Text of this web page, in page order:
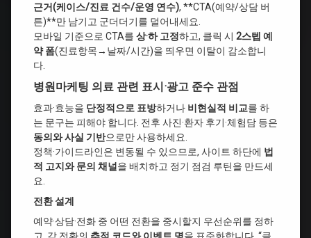
근거(케이스/진료 건수/운영 연수), **CTA(예약/상담 버
튼)**만 남기고 군더더기를 덜어내세요.
모바일 기준으로 CTA를 상·하 고정하고, 클릭 시 2스텝 예
약 폼(진료항목→날짜/시간)을 띄우면 이탈이 감소합니
다.
병원마케팅 의료 관련 표시·광고 준수 관점
효과·효능을 단정적으로 표방하거나 비현실적 비교를 하
는 문구는 피해야 합니다. 전후 사진·환자 후기·체험담 등은
동의와 사실 기반으로만 사용하세요.
정책·가이드라인은 변동될 수 있으므로, 사이트 하단에 법
적 고지와 문의 채널 을 배치하고 정기 점검 루틴을 만드세
요.
전환 설계
예약·상담·전화 중 어떤 전환을 중시할지 우선순위를 정하
고, 각 전환의 추적 코드와 이벤트 명을 표준화합니다. “클